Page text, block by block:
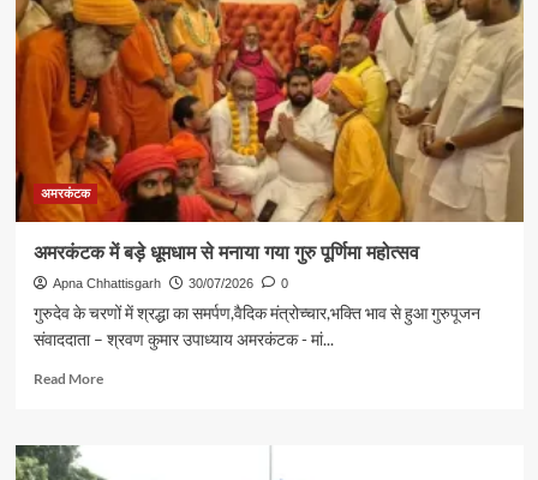
टूटी
रेलिंग,उखड़ी
टाइल्स
और
सुविधाओं
से
बढ़ा
हादसे
का
खतरा
अमरकंटक
अमरकंटक में बड़े धूमधाम से मनाया गया गुरु पूर्णिमा महोत्सव
Apna Chhattisgarh 30/07/2026 0
गुरुदेव के चरणों में श्रद्धा का समर्पण,वैदिक मंत्रोच्चार,भक्ति भाव से हुआ गुरुपूजन
संवाददाता – श्रवण कुमार उपाध्याय अमरकंटक - मां...
Read MoreRead